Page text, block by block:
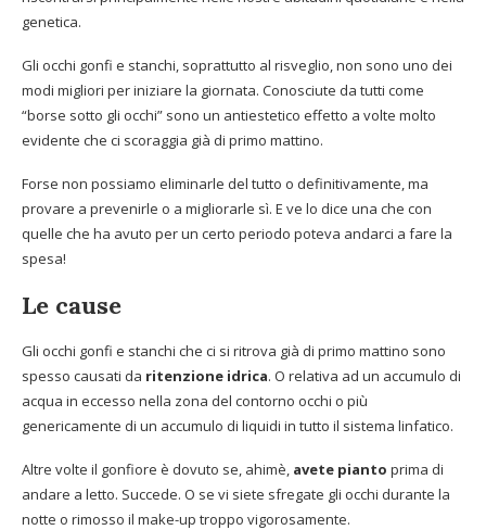
genetica.
Gli occhi gonfi e stanchi, soprattutto al risveglio, non sono uno dei
modi migliori per iniziare la giornata. Conosciute da tutti come
“borse sotto gli occhi” sono un antiestetico effetto a volte molto
evidente che ci scoraggia già di primo mattino.
Forse non possiamo eliminarle del tutto o definitivamente, ma
provare a prevenirle o a migliorarle sì. E ve lo dice una che con
quelle che ha avuto per un certo periodo poteva andarci a fare la
spesa!
Le cause
Gli occhi gonfi e stanchi che ci si ritrova già di primo mattino sono
spesso causati da ritenzione idrica. O relativa ad un accumulo di
acqua in eccesso nella zona del contorno occhi o più
genericamente di un accumulo di liquidi in tutto il sistema linfatico.
Altre volte il gonfiore è dovuto se, ahimè, avete pianto prima di
andare a letto. Succede. O se vi siete sfregate gli occhi durante la
notte o rimosso il make-up troppo vigorosamente.